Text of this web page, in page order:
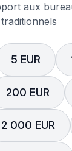
aux
traditionnels
5 EUR
200 EUR
2 000 EUR